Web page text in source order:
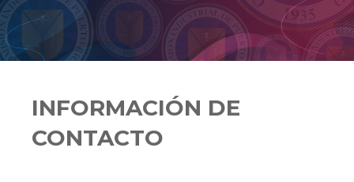
INFORMACIÓN DE
CONTACTO